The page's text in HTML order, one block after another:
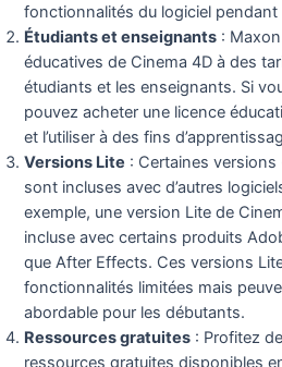
fonctionnalités du logiciel pendant
Étudiants et enseignants :
éducatives de Cinema 4D à des
étudiants et les enseignants. Si
pouvez acheter une licence
et l’utiliser à des fins
Versions Lite : Certaines versions
sont incluses avec d’autres
exemple, une version Lite de
incluse avec certains produits
que After Effects. Ces versions
fonctionnalités limitées mais
abordable pour les débutants.
Ressources gratuites : Profitez
ressources gratuites disponibles